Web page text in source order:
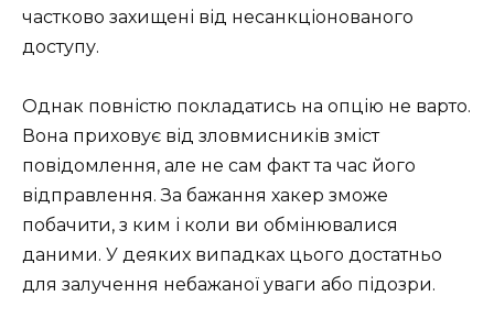
частково захищені від несанкціонованого
доступу.
Однак повністю покладатись на опцію не варто.
Вона приховує від зловмисників зміст
повідомлення, але не сам факт та час його
відправлення. За бажання хакер зможе
побачити, з ким і коли ви обмінювалися
даними. У деяких випадках цього достатньо
для залучення небажаної уваги або підозри.